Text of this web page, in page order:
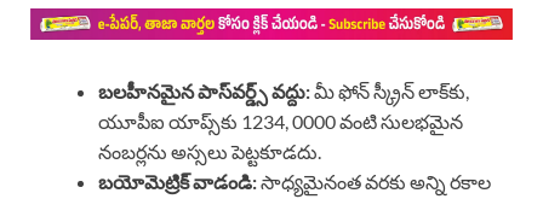
బలహీనమైన పాస్‌వర్డ్స్ వద్దు:మీ ఫోన్ స్క్రీన్ లాక్‌కు,
యూపీఐ యాప్స్‌కు 1234, 0000 వంటి సులభమైన
నంబర్లను అస్సలు పెట్టకూడదు.
బయోమెట్రిక్ వాడండి:సాధ్యమైనంత వరకు అన్ని రకాల